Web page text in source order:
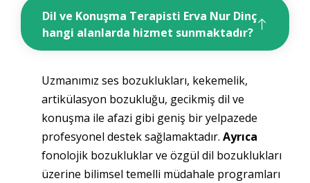
Dil ve Konuşma Terapisti Erva Nur Dinç
hangi alanlarda hizmet sunmaktadır?
Uzmanımız ses bozuklukları, kekemelik,
artikülasyon bozukluğu, gecikmiş dil ve
konuşma ile afazi gibi geniş bir yelpazede
profesyonel destek sağlamaktadır. Ayrıca
fonolojik bozukluklar ve özgül dil bozuklukları
üzerine bilimsel temelli müdahale programları